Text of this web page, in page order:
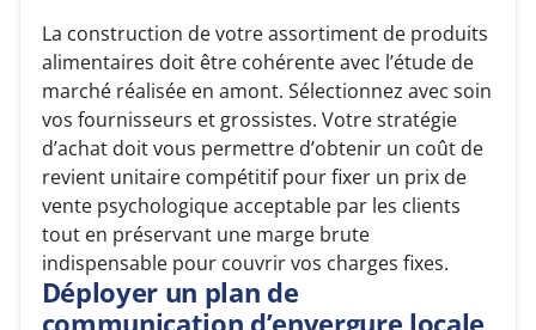
La construction de votre assortiment de produits
alimentaires doit être cohérente avec l’étude de
marché réalisée en amont. Sélectionnez avec soin
vos fournisseurs et grossistes. Votre stratégie
d’achat doit vous permettre d’obtenir un coût de
revient unitaire compétitif pour fixer un prix de
vente psychologique acceptable par les clients
tout en préservant une marge brute
indispensable pour couvrir vos charges fixes.
Déployer un plan de